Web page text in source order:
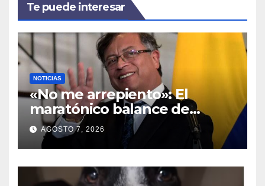
Te puede interesar
NOTICIAS
«No me arrepiento»: El
maratónico balance de
madrugada de Gustavo
Petro en X a horas de
entregar el poder
AGOSTO 7, 2026